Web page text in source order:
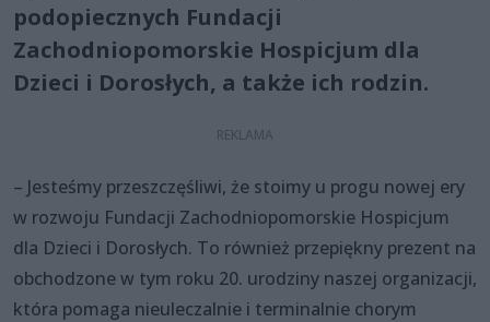
podopiecznych Fundacji
Zachodniopomorskie Hospicjum dla
Dzieci i Dorosłych, a także ich rodzin.
– Jesteśmy przeszczęśliwi, że stoimy u progu nowej ery
w rozwoju Fundacji Zachodniopomorskie Hospicjum
dla Dzieci i Dorosłych. To również przepiękny prezent na
obchodzone w tym roku 20. urodziny naszej organizacji,
która pomaga nieuleczalnie i terminalnie chorym